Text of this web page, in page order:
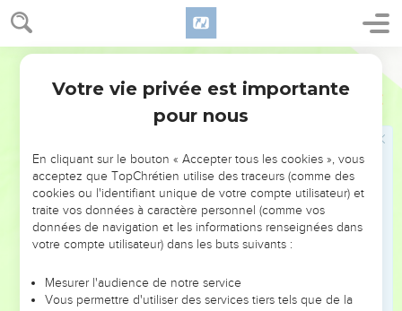
1 Samuel 17
Chaaraïm jusqu’à Gath et Écron.
Puis les Israélites arrêtent de poursuivre les Philistins et ils
reviennent piller leur camp.
David prend la tête de Goliath et il l’apporte à Jérusalem.
Il met les armes du Philistin dans sa tente.
Jonatan conclut un pacte d'amitié avec
David
Saül a vu David partir pour combattre Goliath. À ce
moment-là, il a dit à Abner, le chef de son armée : « Abner,
ce garçon est le fils de qui ? » Abner a répondu : « Je n’en
sais rien du tout, mon roi. »
Saül a dit : « Renseigne-toi pour le savoir. »
Votre vie privée est importante
pour nous
En cliquant sur le bouton « Accepter tous les cookies », vous
acceptez que TopChrétien utilise des traceurs (comme des
cookies ou l'identifiant unique de votre compte utilisateur) et
traite vos données à caractère personnel (comme vos
données de navigation et les informations renseignées dans
votre compte utilisateur) dans les buts suivants :
Mesurer l'audience de notre service
Vous permettre d'utiliser des services tiers tels que de la